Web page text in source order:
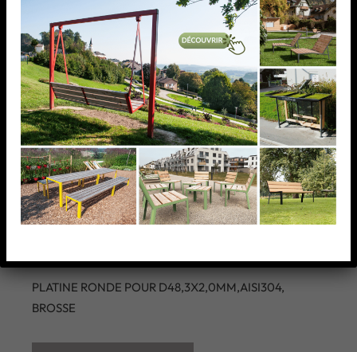
PLATINE RONDE POUR
D48,3X2,0MM,AISI304,
PLATINE RONDE POUR D48,3X2,0MM,AISI304,
BROSSE